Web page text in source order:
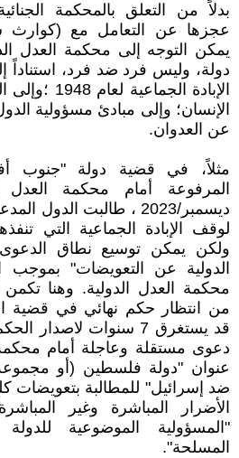
بدلاً من التعلق بالمحكمة
عجزها عن التعامل مع (كوارث
يمكن التوجه إلى محكمة العدل
دولة، وليس فرد ضد فرد، استناداً
الإبادة
الإنسان؛ وإلى مبادئ مسؤولية
عن العدوان.
مثلاً، في قضية دولة "جنوب
ديسمبر/2023 ، طالبت الدول
لوقف الإبادة الجماعية التي
ولكن يمكن توسيع نطاق
محكمة العدل الدولية. وهنا تكمن
من انتظار حكم نهائي في قضية
قد يستغرق 7 سنوات
دعوى مستقلة وعاجلة أمام
عنوان "دولة فلسطين (أو
ضد إسرائيل" للمطالبة بتعويضات
الأضرار المباشرة وغير
"المسؤولية الموضوعية
المسلحة".